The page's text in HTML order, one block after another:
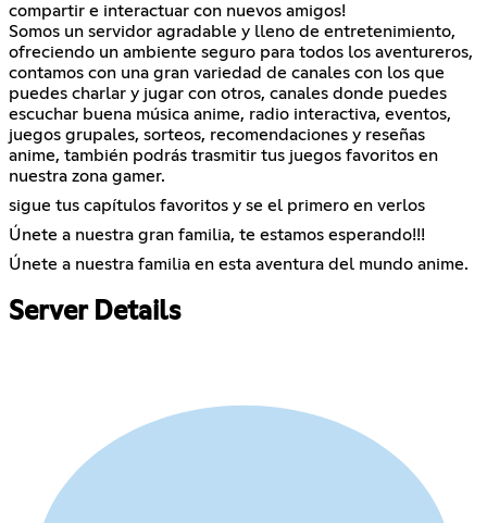
compartir e interactuar con nuevos amigos!
Somos un servidor agradable y lleno de entretenimiento,
ofreciendo un ambiente seguro para todos los aventureros,
contamos con una gran variedad de canales con los que
puedes charlar y jugar con otros, canales donde puedes
escuchar buena música anime, radio interactiva, eventos,
juegos grupales, sorteos, recomendaciones y reseñas
anime, también podrás trasmitir tus juegos favoritos en
nuestra zona gamer.
sigue tus capítulos favoritos y se el primero en verlos
Únete a nuestra gran familia, te estamos esperando!!!
Únete a nuestra familia en esta aventura del mundo anime.
Server Details